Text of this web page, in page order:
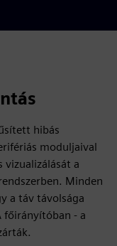
hibás
moduljaival
vizualizálását a
Minden
a táv távolsága
főirányítóban - a